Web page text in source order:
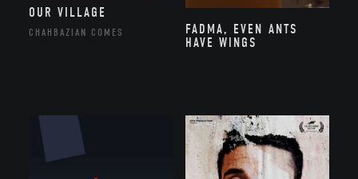
OUR VILLAGE
CHAHBAZIAN COMES
FADMA, EVEN ANTS
HAVE WINGS